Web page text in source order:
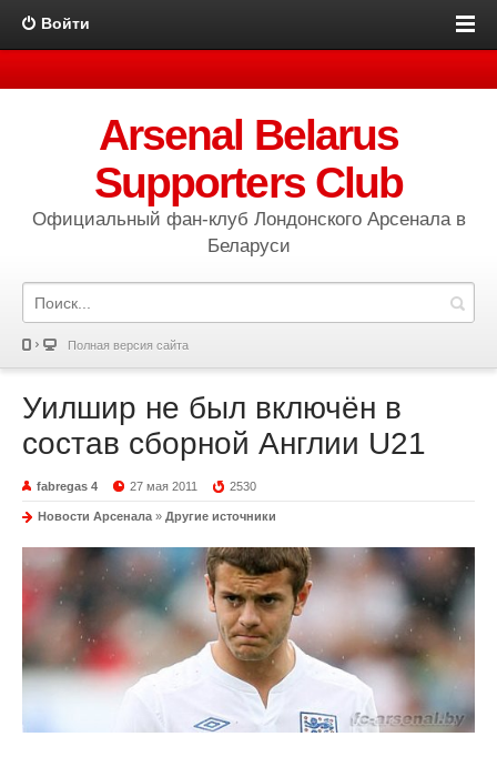
Войти
Arsenal Belarus
Supporters Club
Официальный фан-клуб Лондонского Арсенала в
Беларуси
Полная версия сайта
Уилшир не был включён в
состав сборной Англии U21
fabregas 4 27 мая 2011 2530
Новости Арсенала » Другие источники